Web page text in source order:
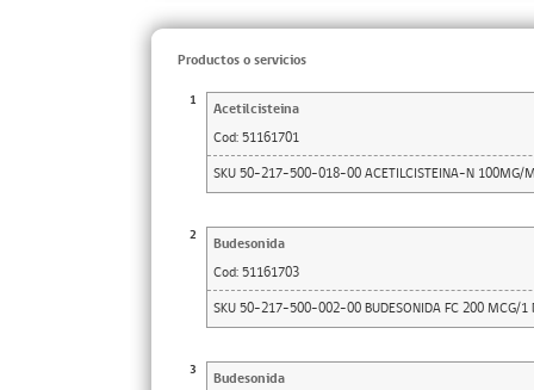
Productos o servicios
1
Acetilcisteina
Cod: 51161701
SKU 50-217-500-018-00 ACETILCISTEINA-N 100MG/
2
Budesonida
Cod: 51161703
SKU 50-217-500-002-00 BUDESONIDA FC 200 MCG/1
3
Budesonida